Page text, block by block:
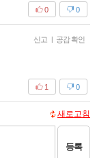
0
0
신고 | 공감 확인
0
1
새로고침
등록